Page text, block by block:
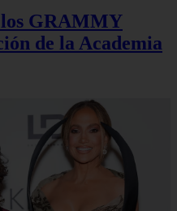
GRAMMY
de la Academia